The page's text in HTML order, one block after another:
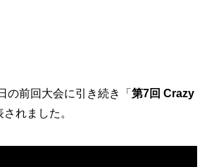
前回大会に引き続き「 第7回 Crazy
れました。